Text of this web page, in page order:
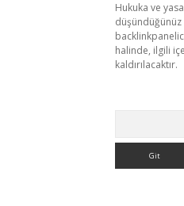
Hukuka ve
halinde, ilgili
kaldırılacaktır.